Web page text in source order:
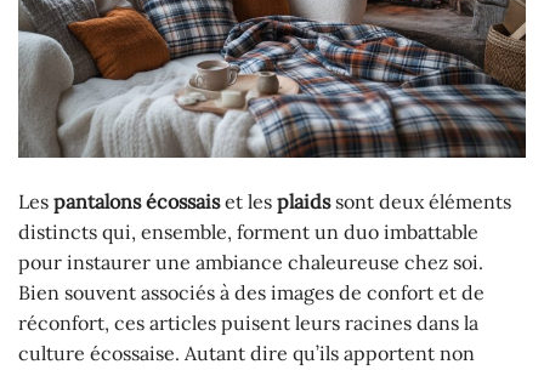
Les pantalons écossaiset les plaidssont deux éléments
distincts qui, ensemble, forment un duo imbattable
pour instaurer une ambiance chaleureuse chez soi.
Bien souvent associés à des images de confort et de
réconfort, ces articles puisent leurs racines dans la
culture écossaise. Autant dire qu’ils apportent non